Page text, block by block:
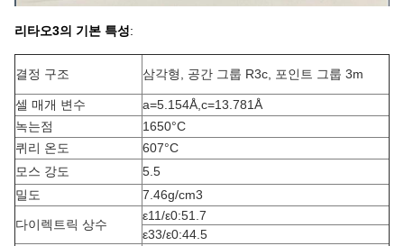
리타오3의 기본 특성:
결정 구조 삼각형, 공간 그룹 R3c, 포인트 그룹 3m
셀 매개 변수 a=5.154Å c=13.781Å
녹는점
1650°C
퀴리 온도
607°C
모스 강도
5.5
밀도
7.46g/cm3
다이렉트릭 상수
ε11/ε0:51.7
ε33/ε0:44.5